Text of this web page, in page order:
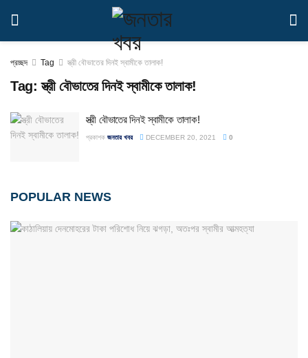
প্রচ্ছদ Tag স্ত্রী বৌভাতের দিনই স্বামীকে তালাক!
Tag:স্ত্রী বৌভাতের দিনই স্বামীকে তালাক!
স্ত্রী বৌভাতের দিনই স্বামীকে তালাক!
প্রকাশক জনতার খবর DECEMBER 20, 2021 0
POPULAR NEWS